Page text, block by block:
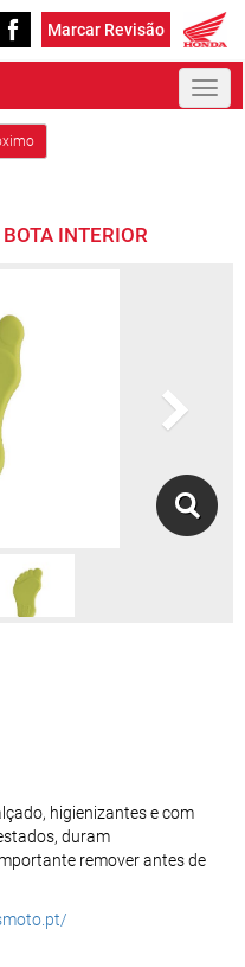
Marcar Revisão
INTERIOR
higienizantes e com
duram
remover antes de